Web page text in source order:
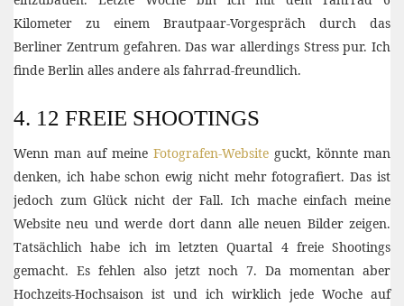
Kilometer zu einem Brautpaar-Vorgespräch durch das
Berliner Zentrum gefahren. Das war allerdings Stress pur. Ich
finde Berlin alles andere als fahrrad-freundlich.
4. 12 FREIE SHOOTINGS
Wenn man auf meine Fotografen-Website guckt, könnte man
denken, ich habe schon ewig nicht mehr fotografiert. Das ist
jedoch zum Glück nicht der Fall. Ich mache einfach meine
Website neu und werde dort dann alle neuen Bilder zeigen.
Tatsächlich habe ich im letzten Quartal 4 freie Shootings
gemacht. Es fehlen also jetzt noch 7. Da momentan aber
Hochzeits-Hochsaison ist und ich wirklich jede Woche auf